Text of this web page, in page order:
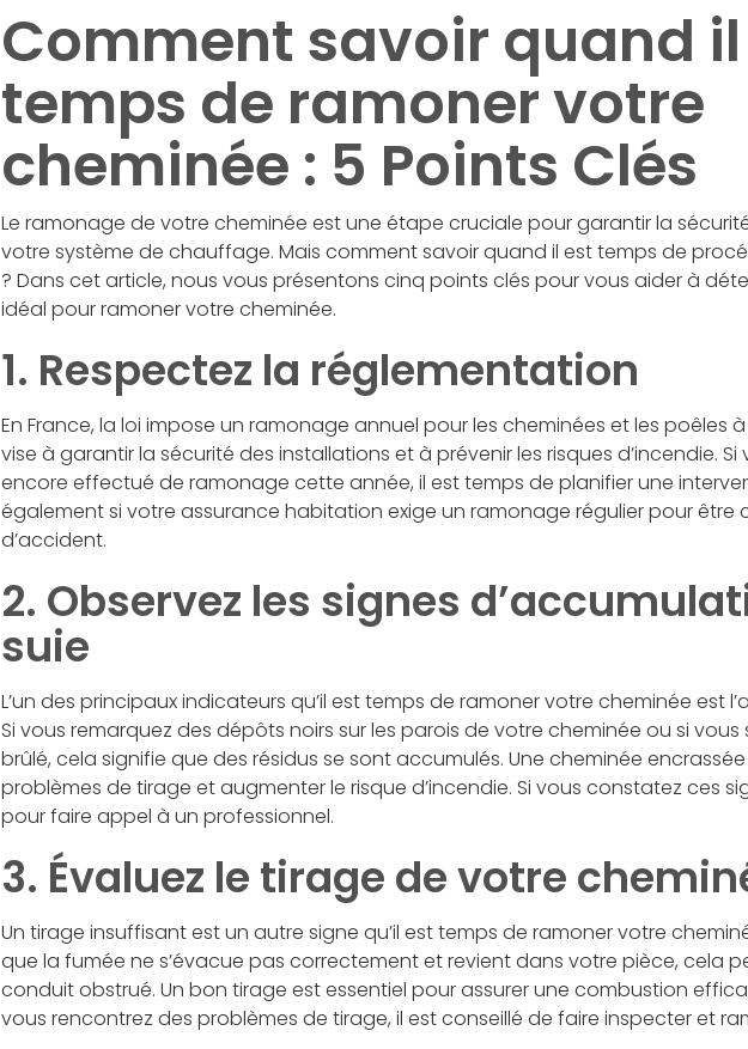
Comment savoir quand
temps de ramoner votre
cheminée : 5 Points Clés
Le ramonage de votre cheminée est une étape cruciale pour garantir la
votre système de chauffage. Mais comment savoir quand il est temps de
? Dans cet article, nous vous présentons cinq points clés pour vous aider à
idéal pour ramoner votre cheminée.
1. Respectez la réglementation
En France, la loi impose un ramonage annuel pour les cheminées et les poêles
vise à garantir la sécurité des installations et à prévenir les risques d’incendie. Si
encore effectué de ramonage cette année, il est temps de planifier une
également si votre assurance habitation exige un ramonage régulier pour être
d’accident.
2. Observez les signes
suie
L’un des principaux indicateurs qu’il est temps de ramoner votre cheminée est
Si vous remarquez des dépôts noirs sur les parois de votre cheminée ou si
brûlé, cela signifie que des résidus se sont accumulés. Une cheminée
problèmes de tirage et augmenter le risque d’incendie. Si vous constatez ces
pour faire appel à un professionnel.
3. Évaluez le tirage de votre
Un tirage insuffisant est un autre signe qu’il est temps de ramoner votre
que la fumée ne s’évacue pas correctement et revient dans votre pièce, cela
conduit obstrué. Un bon tirage est essentiel pour assurer une combustion
vous rencontrez des problèmes de tirage, il est conseillé de faire inspecter et